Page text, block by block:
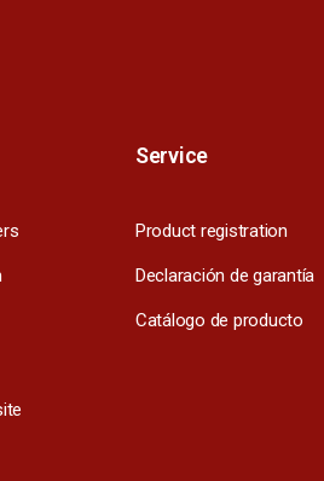
Service
Product registration
Declaración de garantía
Catálogo de producto